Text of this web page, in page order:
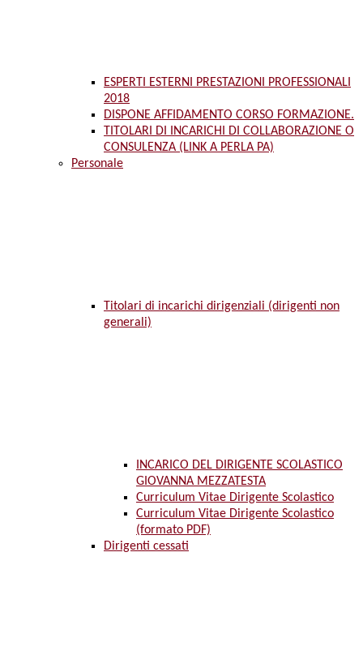
ESPERTI ESTERNI PRESTAZIONI PROFESSIONALI
2018
DISPONE AFFIDAMENTO CORSO FORMAZIONE.
TITOLARI DI INCARICHI DI COLLABORAZIONE O
CONSULENZA (LINK A PERLA PA)
Personale
Titolari di incarichi dirigenziali (dirigenti non
generali)
INCARICO DEL DIRIGENTE SCOLASTICO
GIOVANNA MEZZATESTA
Curriculum Vitae Dirigente Scolastico
Curriculum Vitae Dirigente Scolastico
(formato PDF)
Dirigenti cessati